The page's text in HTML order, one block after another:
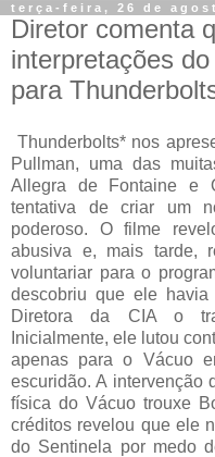
terça-feira, 26 de
Diretor comenta
interpretações
para
Thunderbolts* nos
Pullman, uma das
Allegra de Fontaine e
tentativa de criar um
poderoso. O filme
abusiva e, mais tarde,
voluntariar para o
descobriu que ele
Diretora da CIA o
Inicialmente, ele lutou
apenas para o Vácuo
escuridão. A intervenção
física do Vácuo trouxe
créditos revelou que ele
do Sentinela por medo